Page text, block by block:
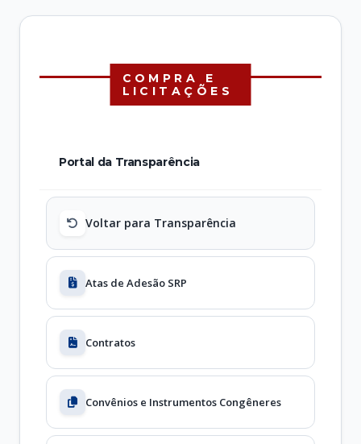
COMPRA E
LICITAÇÕES
Portal da Transparência
Voltar para Transparência
Atas de Adesão SRP
Contratos
Convênios e Instrumentos Congêneres